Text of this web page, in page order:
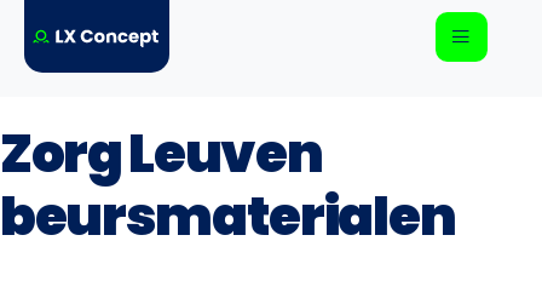
Zorg Leuven
beursmaterialen